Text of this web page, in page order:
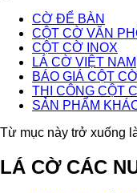
CỜ ĐỂ BÀN
CỘT CỜ VĂN
CỘT CỜ INOX
LÁ CỜ VIỆT NAM
BÁO GIÁ CỘT
THI CÔNG CỘT
SẢN PHẨM
Từ mục này trở xuống
LÁ CỜ CÁC